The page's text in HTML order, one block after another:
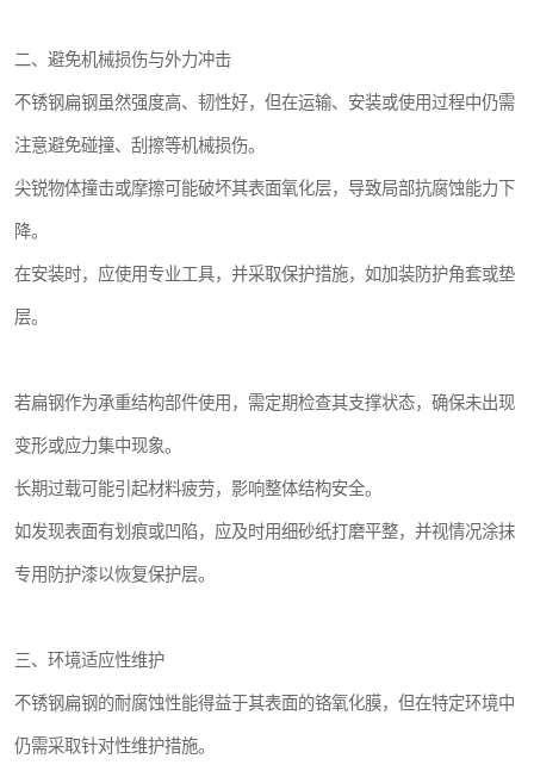
二、避免机械损伤与外力冲击
不锈钢扁钢虽然强度高、韧性好，但在运输、安装或使用过程中仍需
注意避免碰撞、刮擦等机械损伤。
尖锐物体撞击或摩擦可能破坏其表面氧化层，导致局部抗腐蚀能力下
降。
在安装时，应使用专业工具，并采取保护措施，如加装防护角套或垫
层。
若扁钢作为承重结构部件使用，需定期检查其支撑状态，确保未出现
变形或应力集中现象。
长期过载可能引起材料疲劳，影响整体结构安全。
如发现表面有划痕或凹陷，应及时用细砂纸打磨平整，并视情况涂抹
专用防护漆以恢复保护层。
三、环境适应性维护
不锈钢扁钢的耐腐蚀性能得益于其表面的铬氧化膜，但在特定环境中
仍需采取针对性维护措施。